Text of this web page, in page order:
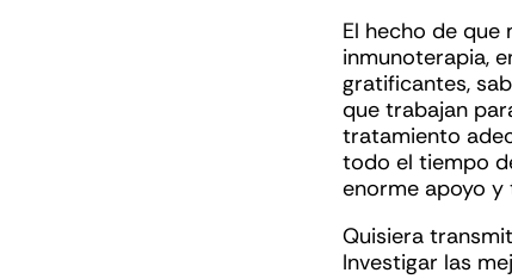
El hecho de
inmunoterapia,
gratificantes,
que trabajan
tratamiento
todo el tiempo
enorme apoyo
Quisiera
Investigar las